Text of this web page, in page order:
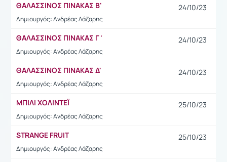
ΘΑΛΑΣΣΙΝΟΣ ΠΙΝΑΚΑΣ Β'
Δημιουργός: Ανδρέας Λάζαρης
24/10/23
ΘΑΛΑΣΣΙΝΟΣ ΠΙΝΑΚΑΣ Γ΄
Δημιουργός: Ανδρέας Λάζαρης
24/10/23
ΘΑΛΑΣΣΙΝΟΣ ΠΙΝΑΚΑΣ Δ'
Δημιουργός: Ανδρέας Λάζαρης
24/10/23
ΜΠΙΛΙ ΧΟΛΙΝΤΕΪ
Δημιουργός: Ανδρέας Λάζαρης
25/10/23
STRANGE FRUIT
Δημιουργός: Ανδρέας Λάζαρης
25/10/23